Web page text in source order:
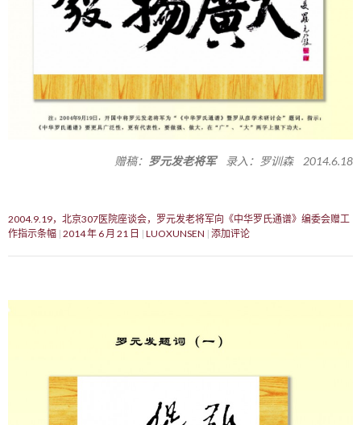
赠稿： 罗元发老将军录入：罗训森 2014.6.18
2004.9.19，北京307医院座谈会，罗元发老将军向《中华罗氏通谱》编委会赠工
作指示条幅 2014 年 6 月 21 日 LUOXUNSEN 添加评论